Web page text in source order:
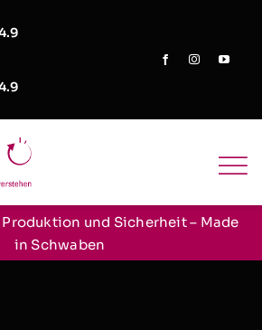
Produktion und Sicherheit – Made
in Schwaben